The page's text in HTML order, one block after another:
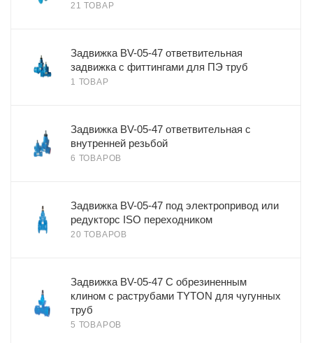
21 ТОВАР
Задвижка BV-05-47 ответвительная
задвижка с фиттингами для ПЭ труб
1 ТОВАР
Задвижка BV-05-47 ответвительная с
внутренней резьбой
6 ТОВАРОВ
Задвижка BV-05-47 под электропривод или
редукторс ISO переходником
20 ТОВАРОВ
Задвижка BV-05-47 С обрезиненным
клином с раструбами TYTON для чугунных
труб
5 ТОВАРОВ